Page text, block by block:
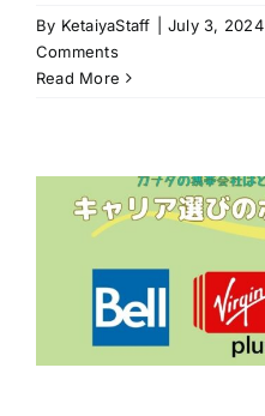
By KetaiyaStaff July 3, 2024
Comments
Read More